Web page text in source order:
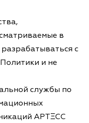
в
с
и не
службы по
АРТΞСС